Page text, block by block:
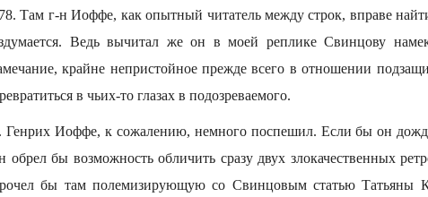
Там г-н Иоффе, как опытный читатель между строк, вправе
Ведь вычитал же он в моей реплике Свинцову
крайне непристойное прежде всего в отношении
в чьих-то глазах в подозреваемого.
Генрих Иоффе, к сожалению, немного поспешил. Если бы он
обрел бы возможность обличить сразу двух злокачественных
бы там полемизирующую со Свинцовым статью Татьяны